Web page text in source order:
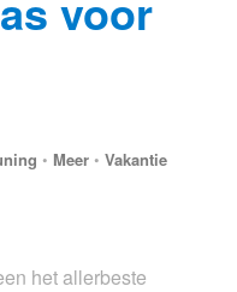
• Meer• Vakantie
het allerbeste